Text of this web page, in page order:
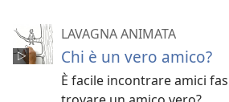
LAVAGNA ANIMATA
Chi è un vero amico?
È facile incontrare amici